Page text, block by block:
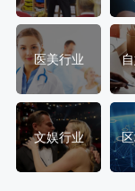
医美行业
文娱行业